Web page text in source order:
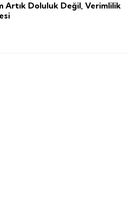
Artık Doluluk Değil, Verimlilik